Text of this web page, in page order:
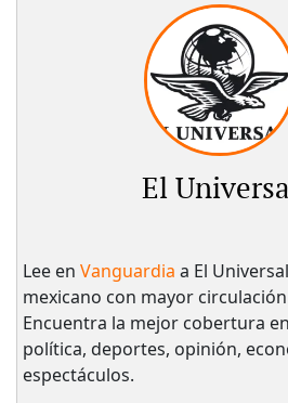
El
Lee en Vanguardia a El
mexicano con mayor
Encuentra la mejor cobertura
política, deportes, opinión,
espectáculos.